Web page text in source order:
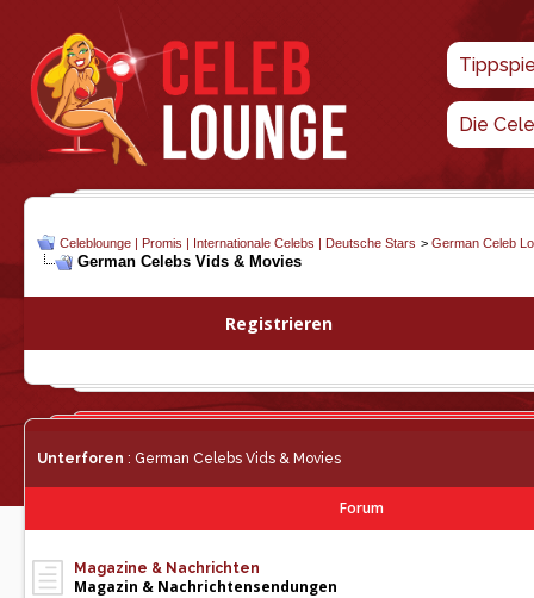
Die
Celeblounge | Promis | Internationale Celebs | Deutsche Stars > German Celeb
German Celebs Vids & Movies
Registrieren
Unterforen : German Celebs Vids & Movies
Forum
Magazine & Nachrichten
Magazin & Nachrichtensendungen